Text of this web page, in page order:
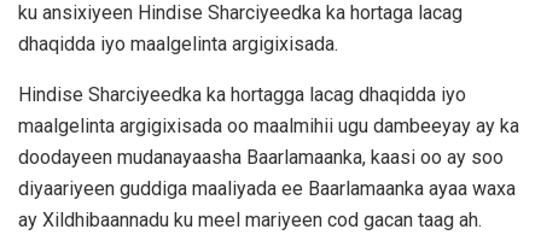
ku ansixiyeen Hindise Sharciyeedka ka hortaga lacag
dhaqidda iyo maalgelinta argigixisada.
Hindise Sharciyeedka ka hortagga lacag dhaqidda iyo
maalgelinta argigixisada oo maalmihii ugu dambeeyay ay ka
doodayeen mudanayaasha Baarlamaanka, kaasi oo ay soo
diyaariyeen guddiga maaliyada ee Baarlamaanka ayaa waxa
ay Xildhibaannadu ku meel mariyeen cod gacan taag ah.